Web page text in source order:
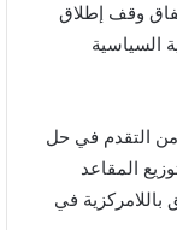
على الهدوء واتفاق وقف إطلاق
السياسية
من التقدم في حل
بشأنه مثل توزيع المقاعد
في